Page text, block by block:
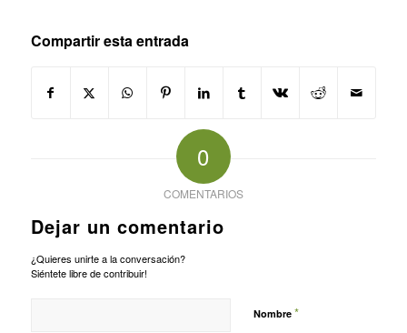
Compartir esta entrada
0
COMENTARIOS
Dejar un comentario
¿Quieres unirte a la conversación?
Siéntete libre de contribuir!
Nombre *